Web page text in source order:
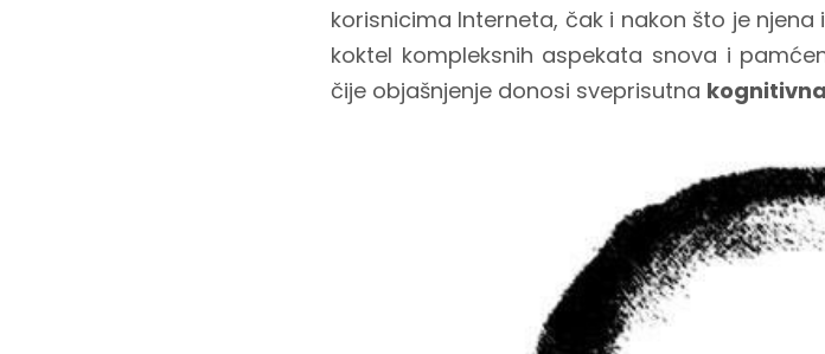
korisnicima Interneta, čak i nakon što je
koktel kompleksnih aspekata snova i
čije objašnjenje donosi sveprisutna